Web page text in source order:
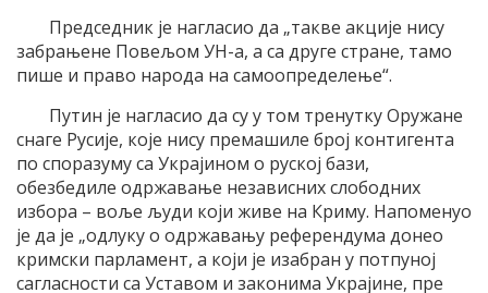
Председник је нагласио да „такве акције нису
забрањене Повељом УН-а, а са друге стране, тамо
пише и право народа на самоопределење“.
Путин је нагласио да су у том тренутку Оружане
снаге Русије, које нису премашиле број контигента
по споразуму са Украјином о руској бази,
обезбедиле одржавање независних слободних
избора – воље људи који живе на Криму. Напоменуо
је да је „одлуку о одржавању референдума донео
кримски парламент, а који је изабран у потпуној
сагласности са Уставом и законима Украјине, пре